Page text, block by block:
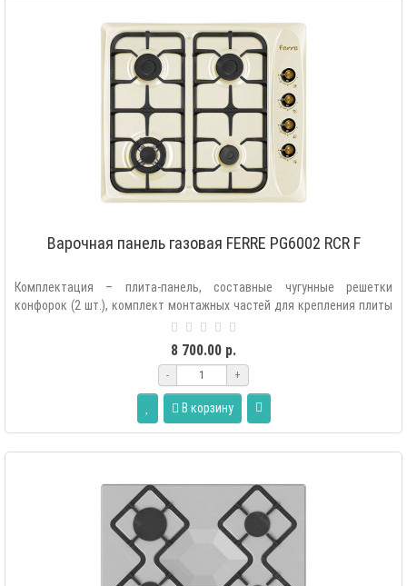
Варочная панель газовая FERRE PG6002 RCR F
Комплектация – плита-панель, составные чугунные решетки
конфорок (2 шт.), комплект монтажных частей для крепления плиты
8 700.00 р.
- +
В корзину